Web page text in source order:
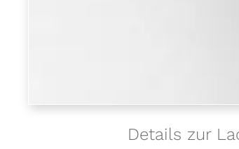
Details zur